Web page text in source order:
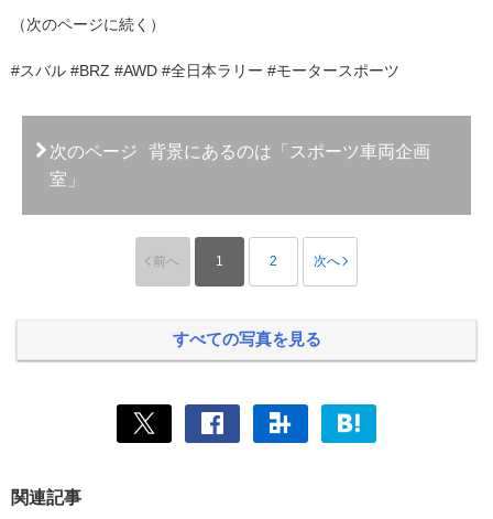
（次のページに続く）
#スバル #BRZ #AWD #全日本ラリー #モータースポーツ
次のページ
背景にあるのは「スポーツ車両企画
室」
前へ 1 2 次へ
すべての写真を見る
関連記事